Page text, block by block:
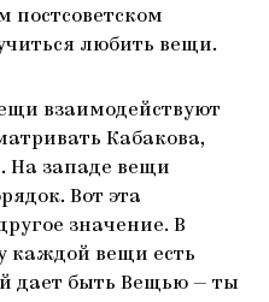
постсоветском
любить вещи.
взаимодействуют
Кабакова,
На западе вещи
Вот эта
значение. В
каждой вещи есть
дает быть Вещью — ты